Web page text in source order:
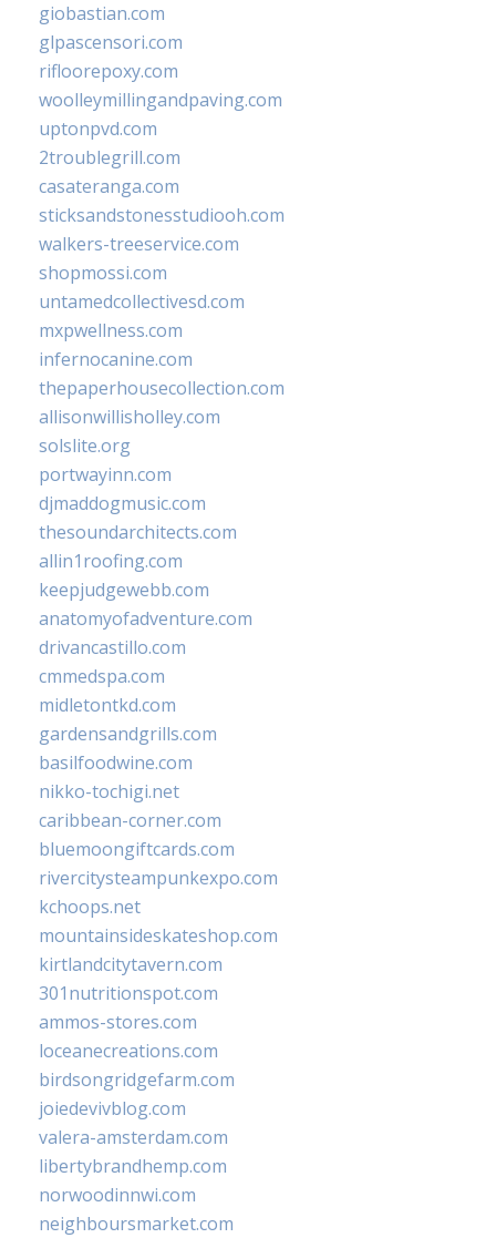
giobastian.com
glpascensori.com
rifloorepoxy.com
woolleymillingandpaving.com
uptonpvd.com
2troublegrill.com
casateranga.com
sticksandstonesstudiooh.com
walkers-treeservice.com
shopmossi.com
untamedcollectivesd.com
mxpwellness.com
infernocanine.com
thepaperhousecollection.com
allisonwillisholley.com
solslite.org
portwayinn.com
djmaddogmusic.com
thesoundarchitects.com
allin1roofing.com
keepjudgewebb.com
anatomyofadventure.com
drivancastillo.com
cmmedspa.com
midletontkd.com
gardensandgrills.com
basilfoodwine.com
nikko-tochigi.net
caribbean-corner.com
bluemoongiftcards.com
rivercitysteampunkexpo.com
kchoops.net
mountainsideskateshop.com
kirtlandcitytavern.com
301nutritionspot.com
ammos-stores.com
loceanecreations.com
birdsongridgefarm.com
joiedevivblog.com
valera-amsterdam.com
libertybrandhemp.com
norwoodinnwi.com
neighboursmarket.com